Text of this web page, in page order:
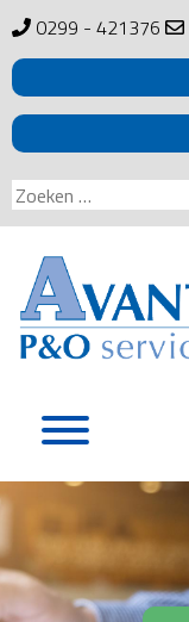
0299 - 421376
Zoeken
naar: